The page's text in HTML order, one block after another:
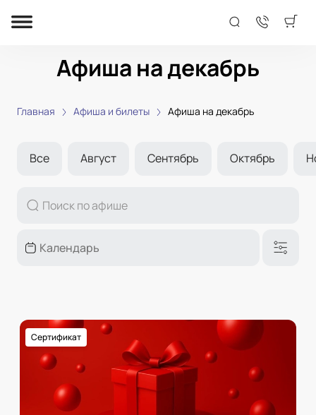
Афиша на декабрь
Главная Афиша и билеты Афиша на декабрь
Все Август Сентябрь Октябрь
Сертификат